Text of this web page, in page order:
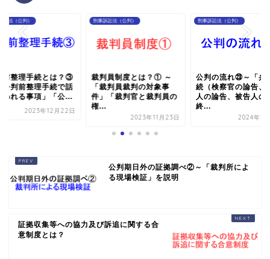
訟法（公判）
前整理手続とは？③
公判前整理手続で話
われる事項」「公...
2023年12月22日
刑事訴訟法（公判）
裁判員制度とは？① ～
「裁判員裁判の対象事
件」「裁判官と裁判員の
権...
2023年11月23日
刑事訴訟法（公判）
公判の流れ㉓～「弁
続（検察官の論告、
人の論告、被告人の
終...
2024年1
公判期日外の証拠調べ②～「裁判所によ
る現場検証」を説明
証拠収集等への協力及び訴追に関する合
意制度とは？